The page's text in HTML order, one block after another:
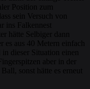
Position zum
sein Versuch von
ins Falkennest
hätte Selbiger dann
aus 40 Metern einfach
dieser Situation einen
aber in der
sonst hätte es erneut